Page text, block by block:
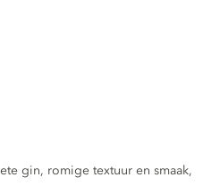
gin, romige textuur en smaak,